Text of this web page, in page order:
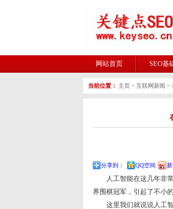
网站首页 SEO基
当前位置： 主页 > 互联网新闻 >
分享到： QQ空间
人工智能在这几年非常
界围棋冠军，引起了不小的
这里我们就说说人工智